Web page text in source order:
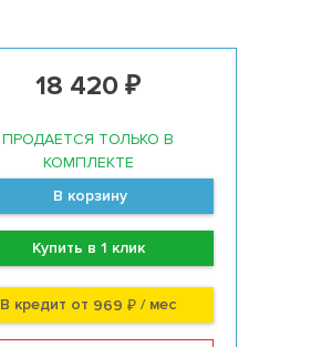
18 420 ₽
ПРОДАЕТСЯ ТОЛЬКО В
КОМПЛЕКТЕ
В корзину
Купить в 1 клик
В кредит от 969 ₽ / мес